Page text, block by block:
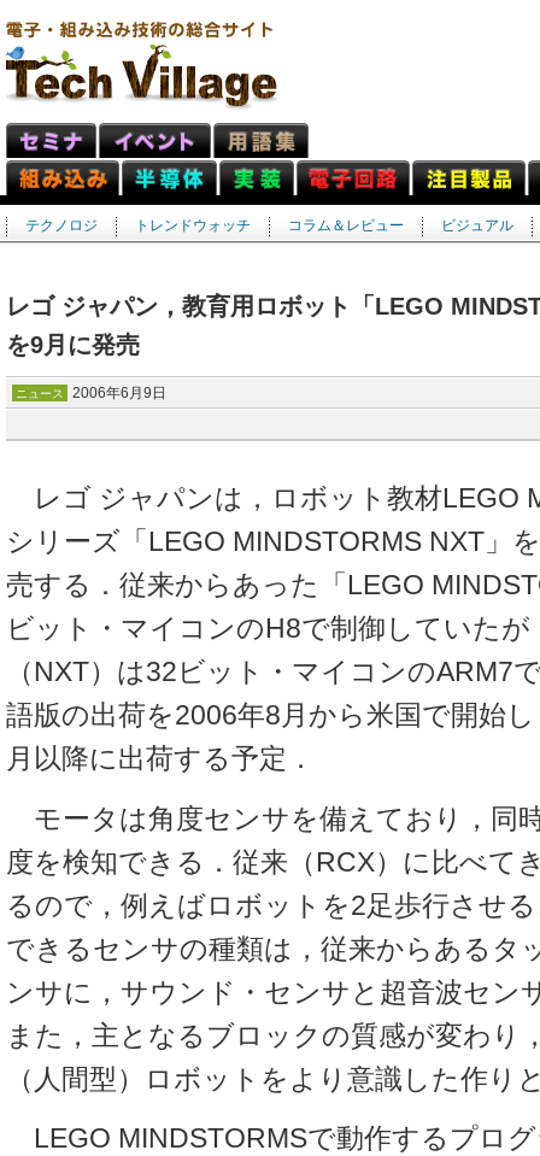
テクノロジ トレンドウォッチ コラム＆レビュー ビジュアル
レゴ ジャパン，教育用ロボット「LEGO
を9月に発売
ニュース 2006年6月9日
レゴ ジャパンは，ロボット教材LEGO
シリーズ「LEGO MINDSTORMS NXT」
売する．従来からあった「LEGO
ビット・マイコンのH8で制御していたが
（NXT）は32ビット・マイコンのARM7
語版の出荷を2006年8月から米国で開始
月以降に出荷する予定．
モータは角度センサを備えており，同
度を検知できる．従来（RCX）に比べて
るので，例えばロボットを2足歩行させ
できるセンサの種類は，従来からあるタ
ンサに，サウンド・センサと超音波セン
また，主となるブロックの質感が変わり
（人間型）ロボットをより意識した作り
LEGO MINDSTORMSで動作するプロ